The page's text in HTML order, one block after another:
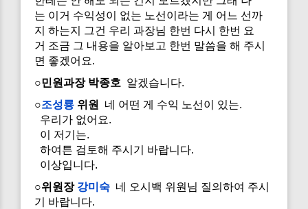
는 이거 수익성이 없는 노선이라는 게 어느 선까
지 하는지 그건 우리 과장님 한번 다시 한번 요
거 조금 그 내용을 알아보고 한번 말씀을 해 주시
면 좋겠어요.
○민원과장 박종호 알겠습니다.
○조성룡 위원
네 어떤 게 수익 노선이 있는.
우리가 없어요.
이 저기는.
하여튼 검토해 주시기 바랍니다.
이상입니다.
○위원장 강미숙 네 오시백 위원님 질의하여 주시
기 바랍니다.